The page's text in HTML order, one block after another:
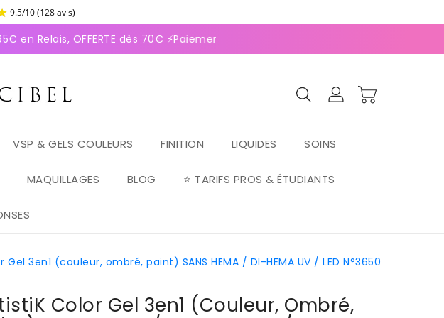
OFFERTE dès 70€ ⚡Paiement 2-4x Alma ⚡
VSP & GELS COULEURS FINITION LIQUIDES SOINS
MAQUILLAGES BLOG ⭐ TARIFS PROS & ÉTUDIANTS
Gel 3en1 (couleur, ombré, paint) SANS HEMA / DI-HEMA UV / LED N°3650
Color Gel 3en1 (couleur, Ombré,